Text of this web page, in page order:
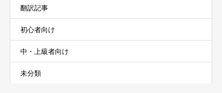
翻訳記事
初心者向け
中・上級者向け
未分類